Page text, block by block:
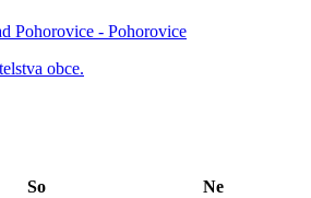
Pohorovice - Pohorovice
obce.
So
Ne